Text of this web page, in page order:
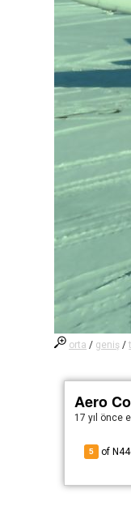
orta / geniş /
Aero
17 yıl önce
5 of